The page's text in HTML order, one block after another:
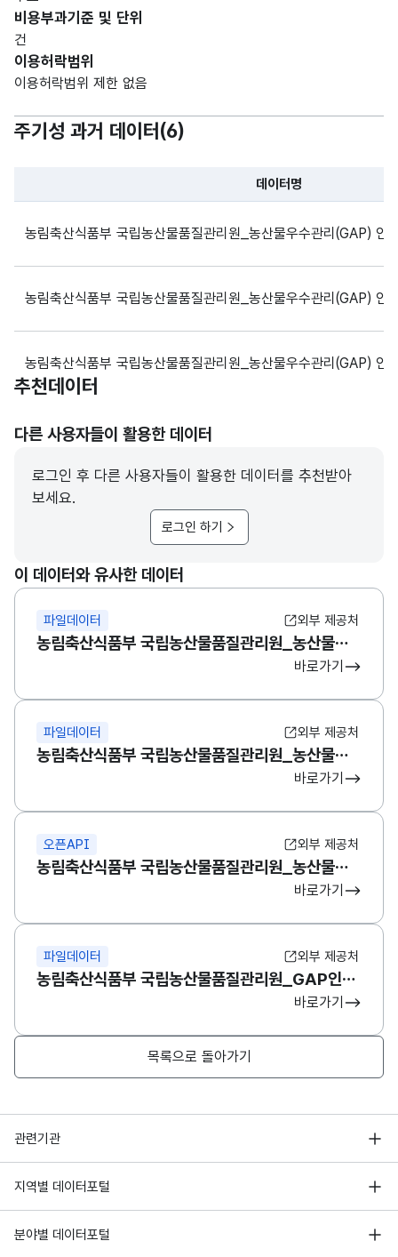
비용부과기준 및 단위
건
이용허락범위
이용허락범위 제한 없음
주기성 과거 데이터(6)
데이터명
농림축산식품부 국립농산물품질관리원_농산물우수관리(GAP)
농림축산식품부 국립농산물품질관리원_농산물우수관리(GAP)
농림축산식품부 국립농산물품질관리원_농산물우수관리(GAP)
농림축산식품부 국립농산물품질관리원_농산물우수관리(GAP)
농림축산식품부 국립농산물품질관리원_농산물우수관리(GAP)
추천데이터
다른 사용자들이 활용한 데이터
로그인 후 다른 사용자들이 활용한 데이터를 추천받아
보세요.
로그인 하기
이 데이터와 유사한 데이터
파일데이터 외부 제공처
농림축산식품부 국립농산물품질관리원_농산물우수관리(GAP) 인증기관 정보
바로가기
파일데이터 외부 제공처
농림축산식품부 국립농산물품질관리원_농산물우수관리(GAP) 인증농가 현황
바로가기
오픈API 외부 제공처
농림축산식품부 국립농산물품질관리원_농산물우수관리(GAP) 인증정보 OpenAPI
바로가기
파일데이터 외부 제공처
농림축산식품부 국립농산물품질관리원_GAP인증기관 부사무소 정보
바로가기
목록으로 돌아가기
관련기관
행정안전부
한국지능정보사회진흥원
국가정보자원관리원
지역별 데이터포털
서울 열린데이터광장
경기데이터드림
분야별 데이터포털
기상자료개방포털